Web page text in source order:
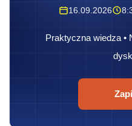
16.09.2026
Praktyczna wiedza •